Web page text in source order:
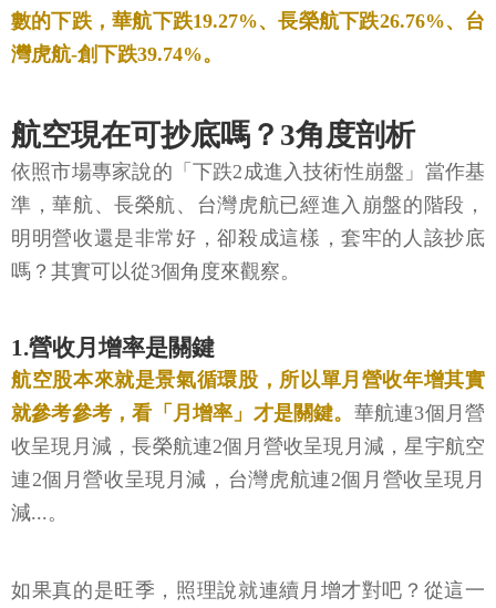
數的下跌，華航下跌19.27%、長榮航下跌26.76%、台
灣虎航-創下跌39.74%。
航空現在可抄底嗎？3角度剖析
依照市場專家說的「下跌2成進入技術性崩盤」當作基
準，華航、長榮航、台灣虎航已經進入崩盤的階段，
明明營收還是非常好，卻殺成這樣，套牢的人該抄底
嗎？其實可以從3個角度來觀察。
1.營收月增率是關鍵
航空股本來就是景氣循環股，所以單月營收年增其實
就參考參考，看「月增率」才是關鍵。 華航連3個月營
收呈現月減，長榮航連2個月營收呈現月減，星宇航空
連2個月營收呈現月減，台灣虎航連2個月營收呈現月
減...。
如果真的是旺季，照理說就連續月增才對吧？從這一